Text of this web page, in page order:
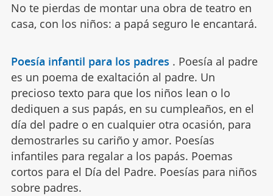
No te pierdas de montar una obra de teatro en
casa, con los niños: a papá seguro le encantará.
Poesía infantil para los padres . Poesía al padre
es un poema de exaltación al padre. Un
precioso texto para que los niños lean o lo
dediquen a sus papás, en su cumpleaños, en el
día del padre o en cualquier otra ocasión, para
demostrarles su cariño y amor. Poesías
infantiles para regalar a los papás. Poemas
cortos para el Día del Padre. Poesías para niños
sobre padres.